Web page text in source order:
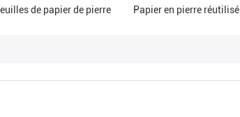
de papier de pierre Papier en pierre réutilisé